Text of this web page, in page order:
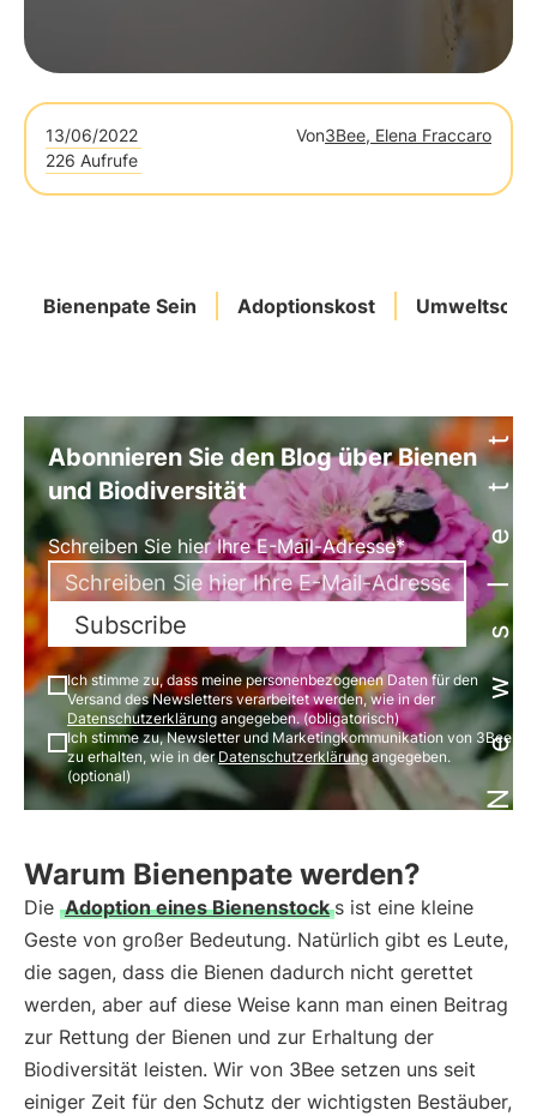
13/06/2022 Von3Bee, Elena Fraccaro
226 Aufrufe
Bienenpate Sein Adoptionskost Newsletter
Abonnieren Sie den Blog über Bienen
und Biodiversität
Schreiben Sie hier Ihre E-Mail-Adresse*
Subscribe
Ich stimme zu, dass meine personenbezogenen Daten für den
Versand des Newsletters verarbeitet werden, wie in der
Datenschutzerklärung angegeben. (obligatorisch)
Ich stimme zu, Newsletter und Marketingkommunikation von 3Bee
zu erhalten, wie in derDatenschutzerklärungangegeben.
(optional)
Warum Bienenpate werden?
Die Adoption eines Bienenstock s ist eine kleine
Geste von großer Bedeutung. Natürlich gibt es Leute,
die sagen, dass die Bienen dadurch nicht gerettet
werden, aber auf diese Weise kann man einen Beitrag
zur Rettung der Bienen und zur Erhaltung der
Biodiversität leisten. Wir von 3Bee setzen uns seit
einiger Zeit für den Schutz der wichtigsten Bestäuber,